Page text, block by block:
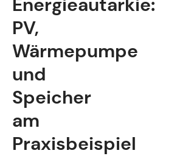
PV,
Wärmepumpe
und
Speicher
am
Praxisbeispiel